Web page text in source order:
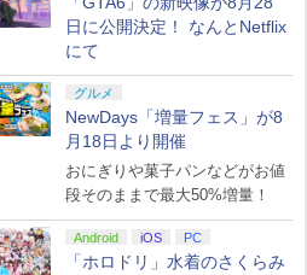
日に公開決定！ なんとNetflix
にて
グルメ
NewDays「増量フェス」が8
月18日より開催
おにぎりや菓子パンなどがお値
段そのままで最大50%増量！
Android iOS PC
「ホロドリ」水着のさくらみ